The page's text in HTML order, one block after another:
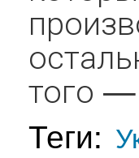
того —
Теги: